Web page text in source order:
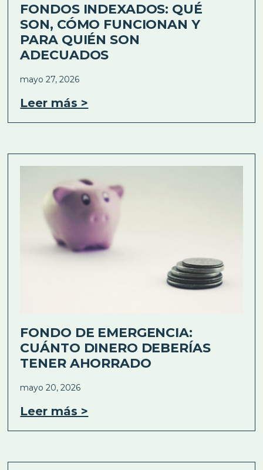
FONDOS INDEXADOS: QUÉ
SON, CÓMO FUNCIONAN Y
PARA QUIÉN SON
ADECUADOS
mayo 27, 2026
Leer más >
FONDO DE EMERGENCIA:
CUÁNTO DINERO DEBERÍAS
TENER AHORRADO
mayo 20, 2026
Leer más >